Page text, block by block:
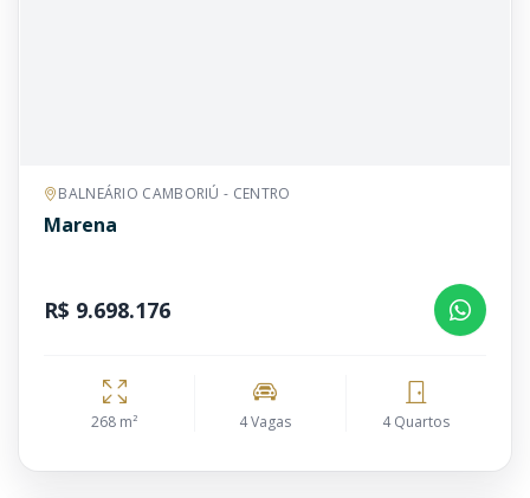
BALNEÁRIO CAMBORIÚ - CENTRO
Marena
R$ 9.698.176
268 m² 4 Vagas 4 Quartos